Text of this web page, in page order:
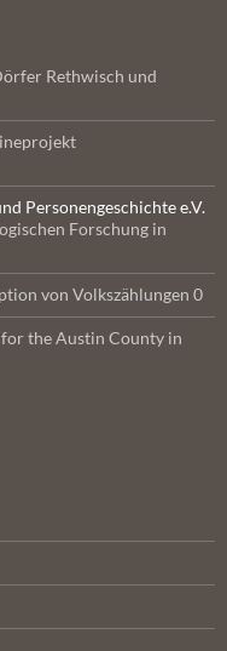
Rethwisch und
Personengeschichte e.V.
Forschung in
von Volkszählungen 0
the Austin County in